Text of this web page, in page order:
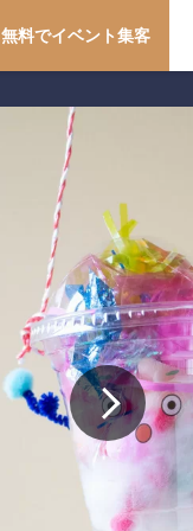
無料でイベント集客